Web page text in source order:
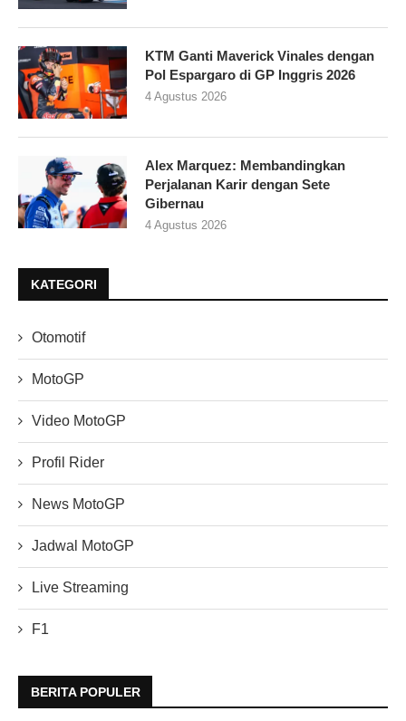
KTM Ganti Maverick Vinales dengan
Pol Espargaro di GP Inggris 2026
4 Agustus 2026
Alex Marquez: Membandingkan
Perjalanan Karir dengan Sete
Gibernau
4 Agustus 2026
KATEGORI
Otomotif
MotoGP
Video MotoGP
Profil Rider
News MotoGP
Jadwal MotoGP
Live Streaming
F1
BERITA POPULER